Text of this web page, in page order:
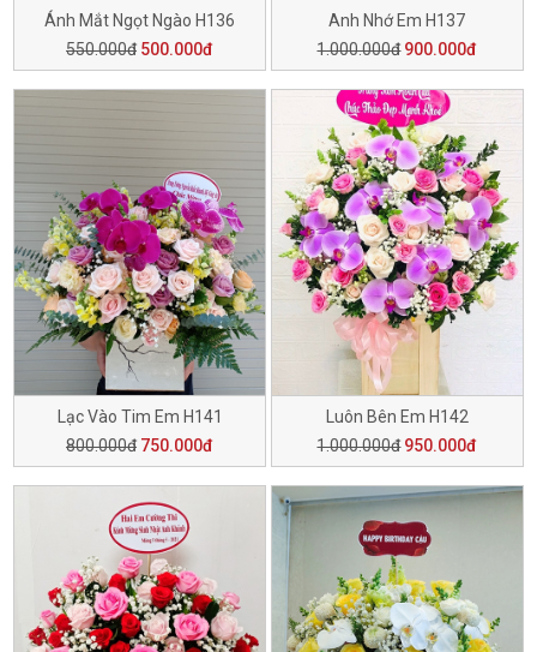
Ánh Mắt Ngọt Ngào H136
550.000đ 500.000đ
Anh Nhớ Em H137
1.000.000đ 900.000đ
Lạc Vào Tim Em H141
800.000đ 750.000đ
Luôn Bên Em H142
1.000.000đ 950.000đ